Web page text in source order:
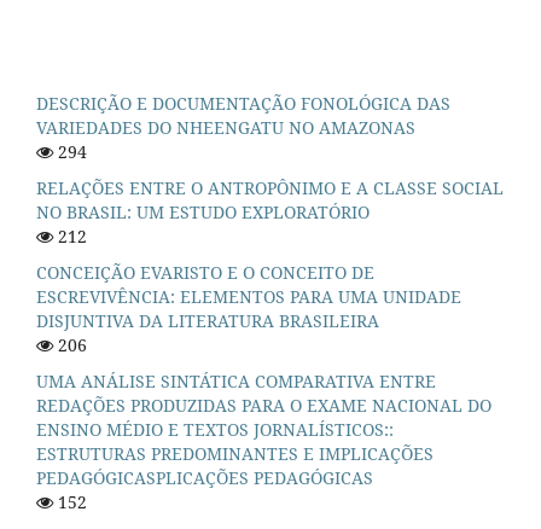
DESCRIÇÃO E DOCUMENTAÇÃO FONOLÓGICA DAS
VARIEDADES DO NHEENGATU NO AMAZONAS
294
RELAÇÕES ENTRE O ANTROPÔNIMO E A CLASSE SOCIAL
NO BRASIL: UM ESTUDO EXPLORATÓRIO
212
CONCEIÇÃO EVARISTO E O CONCEITO DE
ESCREVIVÊNCIA: ELEMENTOS PARA UMA UNIDADE
DISJUNTIVA DA LITERATURA BRASILEIRA
206
UMA ANÁLISE SINTÁTICA COMPARATIVA ENTRE
REDAÇÕES PRODUZIDAS PARA O EXAME NACIONAL DO
ENSINO MÉDIO E TEXTOS JORNALÍSTICOS::
ESTRUTURAS PREDOMINANTES E IMPLICAÇÕES
PEDAGÓGICASPLICAÇÕES PEDAGÓGICAS
152